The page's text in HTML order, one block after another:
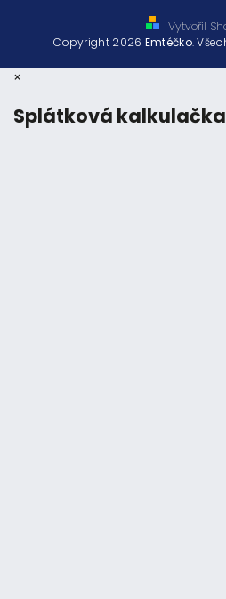
Vytvořil
Copyright 2026 Emtéčko.
×
Splátková kalkulačka